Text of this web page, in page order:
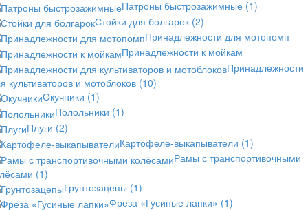
Патроны быстрозажимные (1)
Стойки для болгарок (2)
Принадлежности для мотопомп
Принадлежности к мойкам
Принадлежности
культиваторов и мотоблоков (10)
Окучники (1)
Полольники (1)
Плуги (2)
Картофеле-выкапыватели (1)
Рамы с транспортивочными
(1)
Грунтозацепы (1)
Фреза «Гусиные лапки» (1)